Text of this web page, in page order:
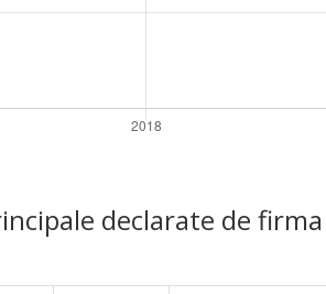
declarate de firma